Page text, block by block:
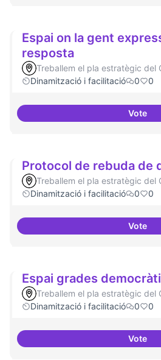
Espai on la gent
resposta
Treballem el pla estratègic del
Dinamització i facilitació
0 0
Vote
Protocol de rebuda de
Treballem el pla estratègic del
Dinamització i facilitació
0 0
Vote
Espai grades
Treballem el pla estratègic del
Dinamització i facilitació
0 0
Vote